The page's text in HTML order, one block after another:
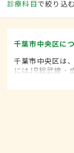
診療科目で絞り込む
千葉市中央区に
千葉市中央区は
にはJR総武線・
ノレールが通り
貨店や大型書店